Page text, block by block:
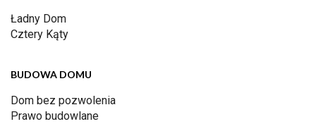
Ładny Dom
Cztery Kąty
BUDOWA DOMU
Dom bez pozwolenia
Prawo budowlane